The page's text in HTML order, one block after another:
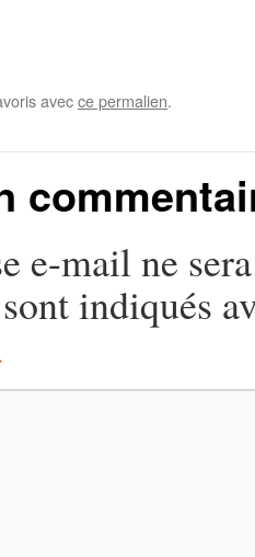
avecce permalien.
e-mail ne
indiqués